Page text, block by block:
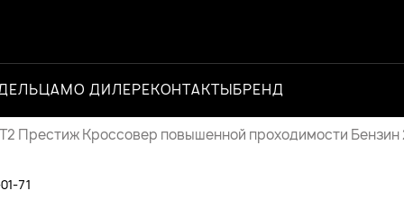
О ДИЛЕРЕКОНТАКТЫБРЕНД
T2 Престиж Кроссовер повышенной проходимости Бензин
71